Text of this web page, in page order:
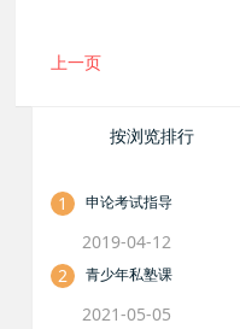
上一页
按浏览排行
1 申论考试指导
2019-04-12
2
青少年私塾课
2021-05-05